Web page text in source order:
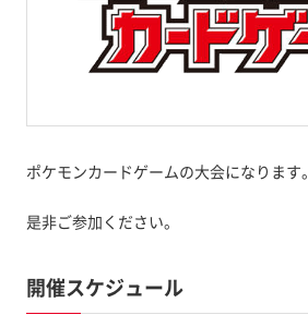
ポケモンカードゲームの大会になります。
是非ご参加ください。
開催スケジュール